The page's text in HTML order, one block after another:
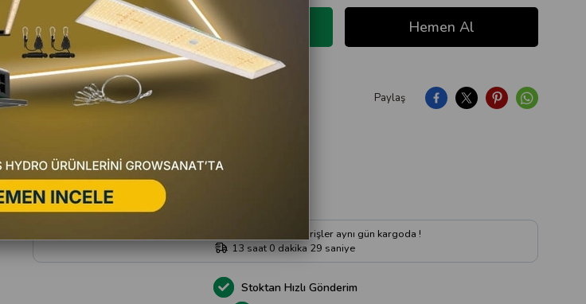
Paylaş
Favorilere Ekle
Yorum Yaz
Hafta içi 16:00'a kadar verilen siparişler aynı gün kargoda !
13saat0dakika 28 saniye
Stoktan Hızlı Gönderim